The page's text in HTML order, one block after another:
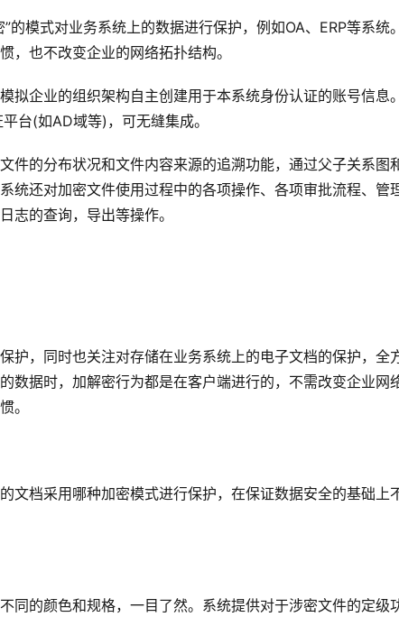
的模式对业务系统上的数据进行保护，例如OA、ERP等系统
，也不改变企业的网络拓扑结构。
拟企业的组织架构自主创建用于本系统身份认证的账号信息
台(如AD域等)，可无缝集成。
件的分布状况和文件内容来源的追溯功能，通过父子关系图
统还对加密文件使用过程中的各项操作、各项审批流程、管
志的查询，导出等操作。
护，同时也关注对存储在业务系统上的电子文档的保护，全
数据时，加解密行为都是在客户端进行的，不需改变企业网
。
文档采用哪种加密模式进行保护，在保证数据安全的基础上
同的颜色和规格，一目了然。系统提供对于涉密文件的定级